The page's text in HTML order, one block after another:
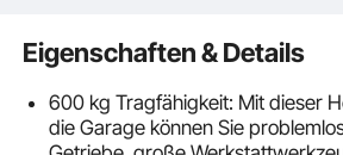
Eigenschaften & Details
600 kg Tragfähigkeit: Mit dieser
die Garage können Sie